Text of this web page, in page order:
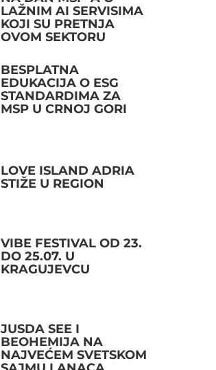
LAŽNIM AI SERVISIMA
KOJI SU PRETNJA
OVOM SEKTORU
BESPLATNA
EDUKACIJA O ESG
STANDARDIMA ZA
MSP U CRNOJ GORI
LOVE ISLAND ADRIA
STIŽE U REGION
VIBE FESTIVAL OD 23.
DO 25.07. U
KRAGUJEVCU
JUSDA SEE I
BEOHEMIJA NA
NAJVEĆEM SVETSKOM